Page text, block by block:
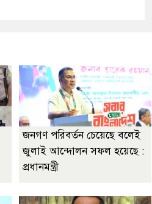
জনগণ পরিবর্তন চেয়েছে বলেই
জুলাই আন্দোলন সফল হয়েছে :
প্রধানমন্ত্রী